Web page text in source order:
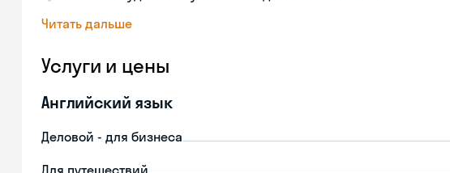
Читать дальше
Услуги и цены
Английский язык
Деловой - для бизнеса
Для путешествий